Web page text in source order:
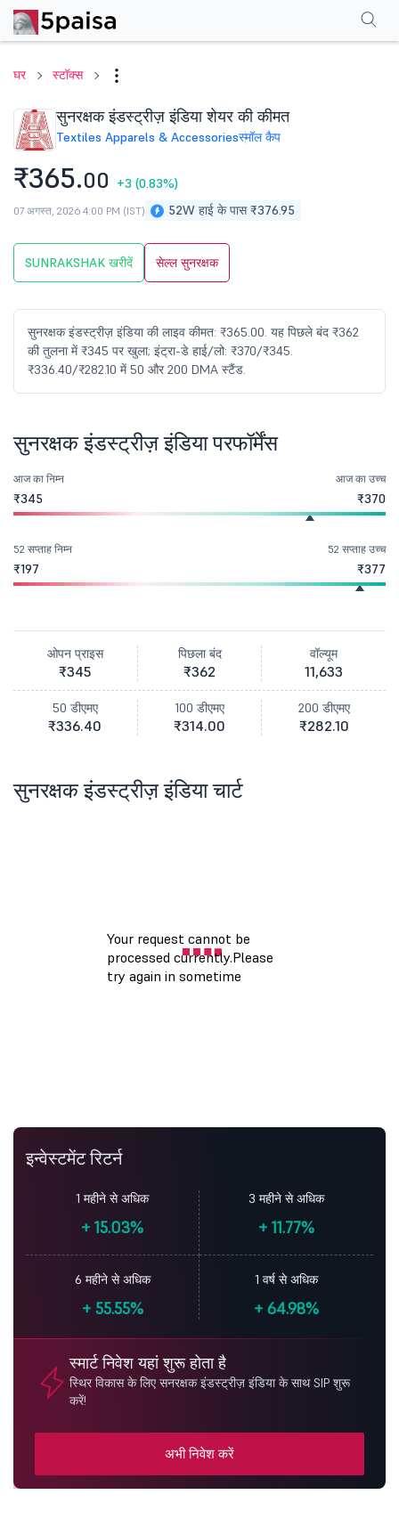
घर स्टॉक्स
सुनरक्षक इंडस्ट्रीज़ इंडिया शेयर की कीमत
Textiles Apparels & Accessoriesस्मॉल कैप
₹365.00 +3 (0.83%)
52W हाई के पास ₹376.95
07 अगस्त, 2026 4:00 PM (IST)
SUNRAKSHAK खरीदें सेल्ल सुनरक्षक
सुनरक्षक इंडस्ट्रीज़ इंडिया की लाइव कीमत: ₹365.00. यह पिछले बंद ₹362
की तुलना में ₹345 पर खुला; इंट्रा-डे हाई/लो: ₹370/₹345.
₹336.40/₹282.10 में 50 और 200 DMA स्टैंड.
परफॉर्मेंसफाइनेंशियल्स सामान्य प्रश्न
सुनरक्षक इंडस्ट्रीज़ इंडिया परफॉर्मेंस
आज का निम्न
₹345
आज का उच्च
₹370
52 सप्ताह निम्न
₹197
52 सप्ताह उच्च
₹377
ओपन प्राइस
₹345
पिछला बंद
₹362
वॉल्यूम
11,633
50 डीएमए
₹336.40
100 डीएमए
₹314.00
200 डीएमए
₹282.10
सुनरक्षक इंडस्ट्रीज़ इंडिया चार्ट
इन्वेस्टमेंट रिटर्न
1 महीने से अधिक
+ 15.03%
3 महीने से अधिक
+ 11.77%
6 महीने से अधिक
+55.55%
1 वर्ष से अधिक
+ 64.98%
स्मार्ट निवेश यहां शुरू होता है
स्थिर विकास के लिए सनरक्षक इंडस्ट्रीज़ इंडिया के साथ SIP शुरू
करें!
अभी निवेश करें